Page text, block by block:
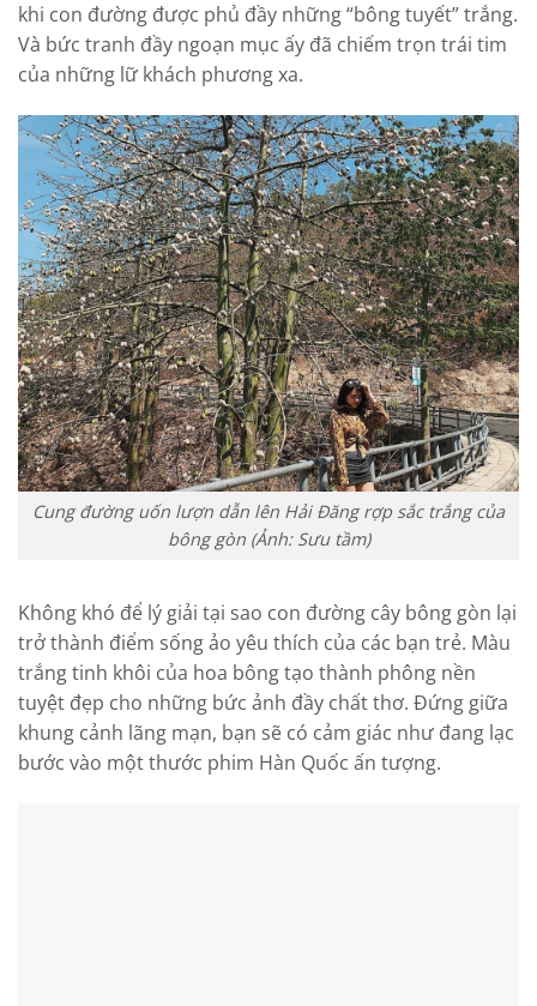
khi con đường được phủ đầy những “bông tuyết” trắng.
Và bức tranh đầy ngoạn mục ấy đã chiếm trọn trái tim
của những lữ khách phương xa.
Cung đường uốn lượn dẫn lên Hải Đăng rợp sắc trắng của
bông gòn (Ảnh: Sưu tầm)
Không khó để lý giải tại sao con đường cây bông gòn lại
trở thành điểm sống ảo yêu thích của các bạn trẻ. Màu
trắng tinh khôi của hoa bông tạo thành phông nền
tuyệt đẹp cho những bức ảnh đầy chất thơ. Đứng giữa
khung cảnh lãng mạn, bạn sẽ có cảm giác như đang lạc
bước vào một thước phim Hàn Quốc ấn tượng.